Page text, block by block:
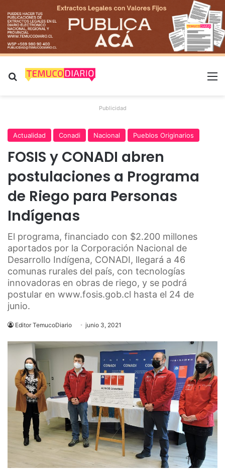
Buscar por
Publicidad
Actualidad Conadi Nacional Pueblos Originarios
FOSIS y CONADI abren
postulaciones a Programa
de Riego para Personas
Indígenas
El programa, financiado con $2.200 millones
aportados por la Corporación Nacional de
Desarrollo Indígena, CONADI, llegará a 46
comunas rurales del país, con tecnologías
innovadoras en obras de riego, y se podrá
postular en www.fosis.gob.cl hasta el 24 de
junio.
Editor TemucoDiario junio 3, 2021